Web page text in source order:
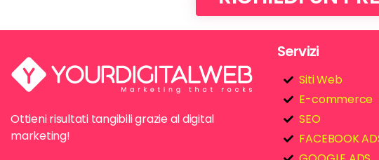
Ottieni risultati tangibili grazie al digital
marketing!
Servizi
Siti Web
E-commerce
SEO
FACEBOOK